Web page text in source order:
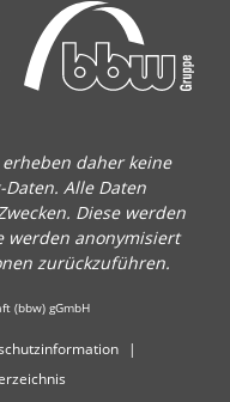
daher keine
Alle Daten
Diese werden
werden anonymisiert
zurückzuführen.
(bbw) gGmbH